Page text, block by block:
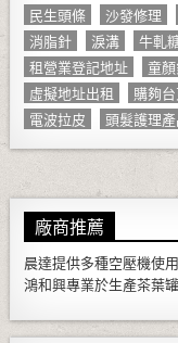
民生頭條
沙發修理
消脂針
淚溝 牛軋
租營業登記地址
童
虛擬地址出租
購夠
電波拉皮
頭髮護理
廠商推薦
晨達提供多種空壓機使
鴻和興專業於生產茶葉罐